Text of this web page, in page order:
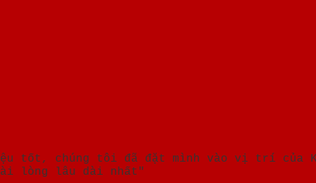
tốt, chúng tôi đã đặt mình vào vị trí của
lòng lâu dài nhất"